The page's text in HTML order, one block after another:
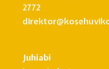
2772 +372
Juhiabi